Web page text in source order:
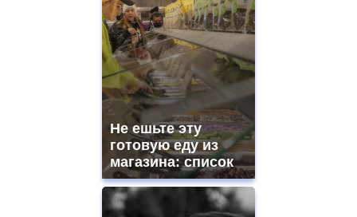
https://gradewatches.to/
https://www.replicasrelojes.to/
Не ешьте эту
готовую еду из
магазина: список